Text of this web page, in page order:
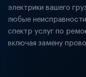
электрики вашего
любые
спектр услуг по
включая замену